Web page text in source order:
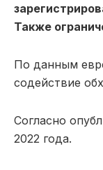
Также
По данным
содействие
Согласно
2022 года.